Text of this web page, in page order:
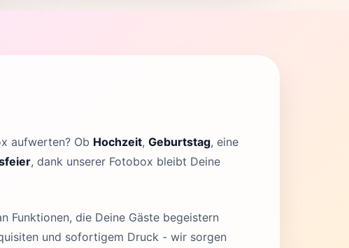
aufwerten? Ob Hochzeit, Geburtstag, eine
, dank unserer Fotobox bleibt Deine
Funktionen, die Deine Gäste begeistern
und sofortigem Druck - wir sorgen